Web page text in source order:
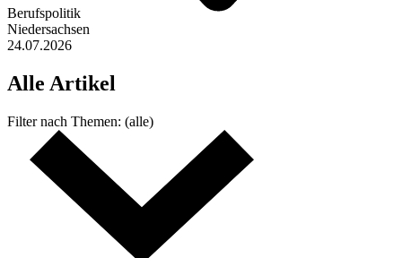
Berufspolitik
Niedersachsen
24.07.2026
Alle Artikel
Filter nach Themen: (alle)